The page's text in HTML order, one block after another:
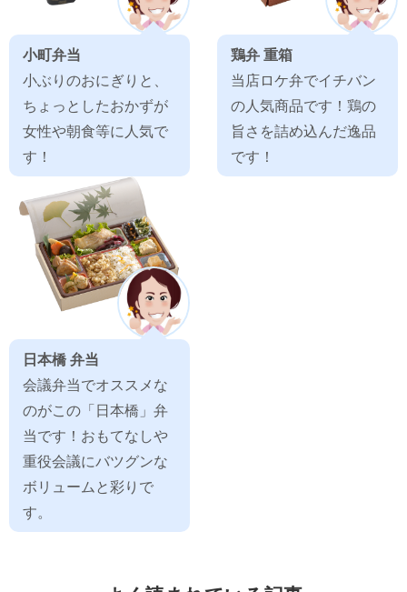
小町弁当
小ぶりのおにぎりと、
ちょっとしたおかずが
女性や朝食等に人気で
す！
鶏弁 重箱
当店ロケ弁でイチバン
の人気商品です！鶏の
旨さを詰め込んだ逸品
です！
日本橋 弁当
会議弁当でオススメな
のがこの「日本橋」弁
当です！おもてなしや
重役会議にバツグンな
ボリュームと彩りで
す。